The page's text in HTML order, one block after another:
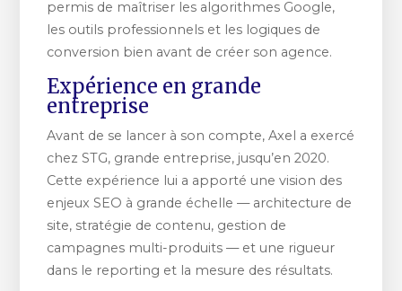
permis de maîtriser les algorithmes Google,
les outils professionnels et les logiques de
conversion bien avant de créer son agence.
Expérience en grande
entreprise
Avant de se lancer à son compte, Axel a exercé
chez STG, grande entreprise, jusqu’en 2020.
Cette expérience lui a apporté une vision des
enjeux SEO à grande échelle — architecture de
site, stratégie de contenu, gestion de
campagnes multi-produits — et une rigueur
dans le reporting et la mesure des résultats.